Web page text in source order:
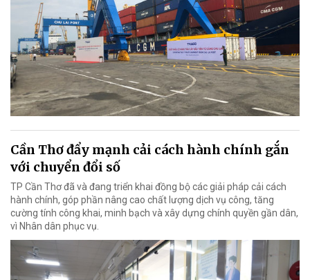
Cần Thơ đẩy mạnh cải cách hành chính gắn
với chuyển đổi số
TP Cần Thơ đã và đang triển khai đồng bộ các giải pháp cải cách
hành chính, góp phần nâng cao chất lượng dịch vụ công, tăng
cường tính công khai, minh bạch và xây dựng chính quyền gần dân,
vì Nhân dân phục vụ.